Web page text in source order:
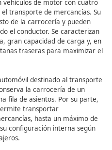
el conductor. Suelen
de pasajeros
independiente. Los
personales,
velocidades superiores en
son vehículos de motor con
el transporte de
resto de la carrocería y
el conductor. Se
gran capacidad de